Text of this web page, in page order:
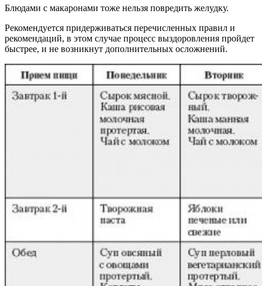
Блюдами с макаронами тоже нельзя повредить желудку.
Рекомендуется придерживаться перечисленных правил и
рекомендаций, в этом случае процесс выздоровления пройдет
быстрее, и не возникнут дополнительных осложнений.